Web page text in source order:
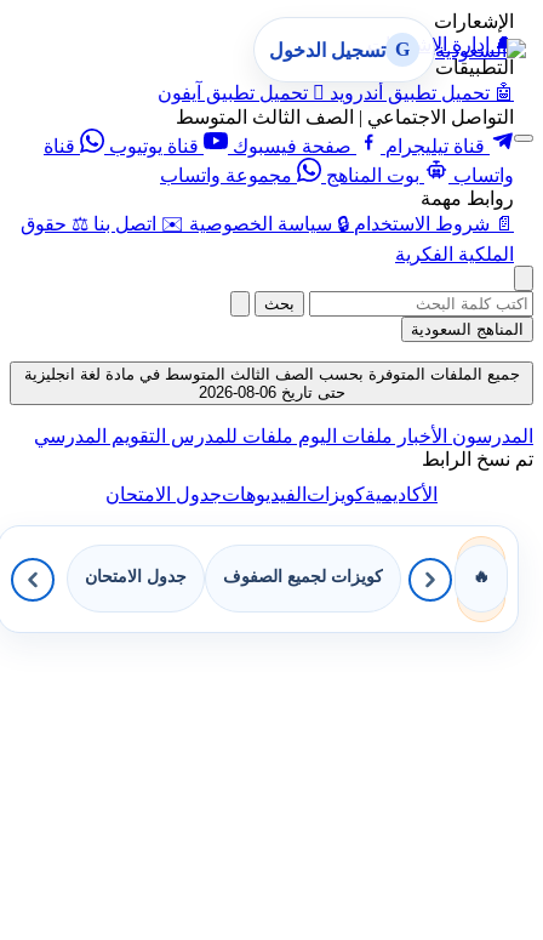
الإشعارات
🔔 إدارة الإشعارات
التطبيقات
🤖 تحميل تطبيق أندرويد  تحميل تطبيق آيفون
التواصل الاجتماعي | الصف الثالث المتوسط
قناة تيليجرام
صفحة فيسبوك قناة يوتيوب
قناة
واتساب
بوت المناهج
مجموعة واتساب
روابط مهمة
📄 شروط الاستخدام 🔒 سياسة الخصوصية ✉️ اتصل بنا ⚖️ حقوق
الملكية الفكرية
G تسجيل الدخول
بحث
المناهج السعودية
جميع الملفات المتوفرة بحسب الصف الثالث المتوسط في مادة لغة انجليزية
حتى تاريخ 06-08-2026
المدرسون الأخبار ملفات اليوم ملفات للمدرس التقويم المدرسي
تم نسخ الرابط
الأكاديميةكويزاتالفيديوهاتجدول الامتحان
🔥 كويزات لجميع الصفوف جدول الامتحان